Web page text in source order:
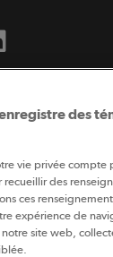
Coopérateur est publié
Il est l’outil
québécoise.
des
vie privée compte
recueillir des
ces
expérience de
site web,